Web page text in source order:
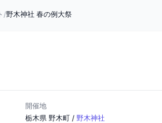
/野木神社 春の例大祭
開催地
栃木県 野木町 / 野木神社